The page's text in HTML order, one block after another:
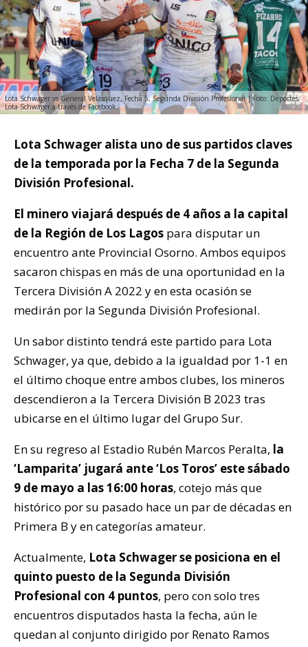
Lota Schwager vs General Velásquez, Fecha 5, Segunda División Profesional | Foto: Deportes
Lota Schwager a través de Facebook
Lota Schwager alista uno de sus partidos claves
de la temporada por la Fecha 7 de la Segunda
División Profesional.
El minero viajará después de 4 años a la capital
de la Región de Los Lagos para disputar un
encuentro ante Provincial Osorno. Ambos equipos
sacaron chispas en más de una oportunidad en la
Tercera División A 2022 y en esta ocasión se
medirán por la Segunda División Profesional.
Un sabor distinto tendrá este partido para Lota
Schwager, ya que, debido a la igualdad por 1-1 en
el último choque entre ambos clubes, los mineros
descendieron a la Tercera División B 2023 tras
ubicarse en el último lugar del Grupo Sur.
En su regreso al Estadio Rubén Marcos Peralta, la
‘Lamparita’ jugará ante ‘Los Toros’ este sábado
9 de mayo a las 16:00 horas, cotejo más que
histórico por su pasado hace un par de décadas en
Primera B y en categorías amateur.
Actualmente, Lota Schwager se posiciona en el
quinto puesto de la Segunda División
Profesional con 4 puntos, pero con solo tres
encuentros disputados hasta la fecha, aún le
quedan al conjunto dirigido por Renato Ramos